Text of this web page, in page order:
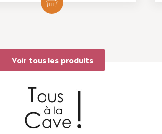
Voir tous les produits